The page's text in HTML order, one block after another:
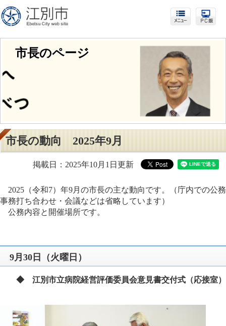
市長のページ
市長の動向 2025年9月
掲載日：2025年10月1日更新
2025（令和7）年9月の市長の主な動向です。（庁内での公務
事務打ち合わせ・会議などは省略しています）
公務内容と開催場所です。
9月30日（火曜日）
◆ 江別市立病院経営評価委員会意見書交付式（応接室）